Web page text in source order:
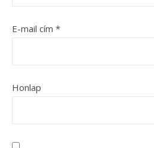
E-mail cím *
Honlap